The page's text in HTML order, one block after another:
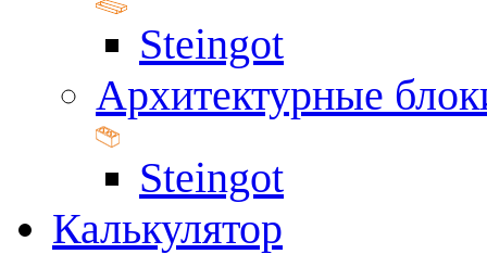
Steingot
Архитектурные
Steingot
Калькулятор